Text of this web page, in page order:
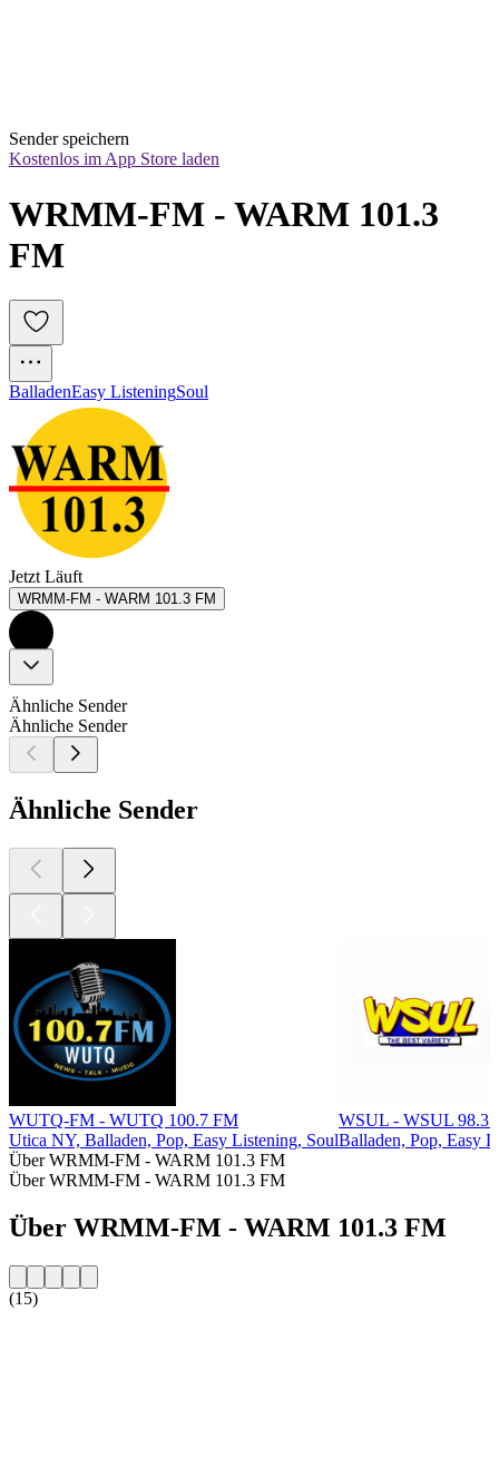
Sender speichern
Kostenlos im App Store laden
WRMM-FM - WARM 101.3
FM
BalladenEasy ListeningSoul
Jetzt Läuft
WRMM-FM - WARM 101.3 FM
Ähnliche Sender
Ähnliche Sender
Ähnliche Sender
WUTQ-FM - WUTQ 100.7 FM
Utica NY, Balladen, Pop, Easy Listening, Soul
WSUL - WSUL 98.3
Balladen, Pop, Easy
Über WRMM-FM - WARM 101.3 FM
Über WRMM-FM - WARM 101.3 FM
Über WRMM-FM - WARM 101.3 FM
(15)